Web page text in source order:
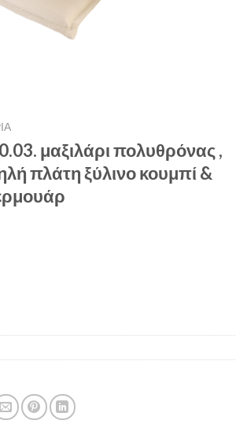
μαξιλάρι πολυθρόνας ,
πλάτη ξύλινο κουμπί &